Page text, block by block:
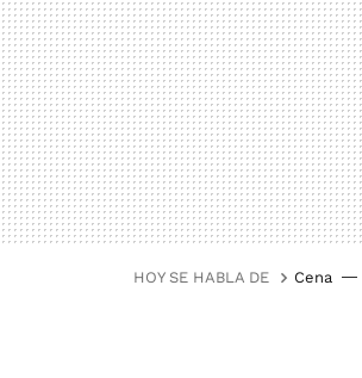
HOY SE HABLA DE Cena